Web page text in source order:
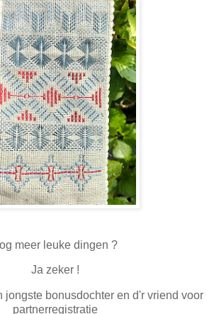
meer leuke dingen ?
Ja zeker !
jongste bonusdochter en d'r vriend voor
partnerregistratie